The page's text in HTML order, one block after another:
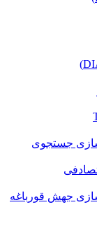
سازی جستجوی
سازی جهش قورباغه